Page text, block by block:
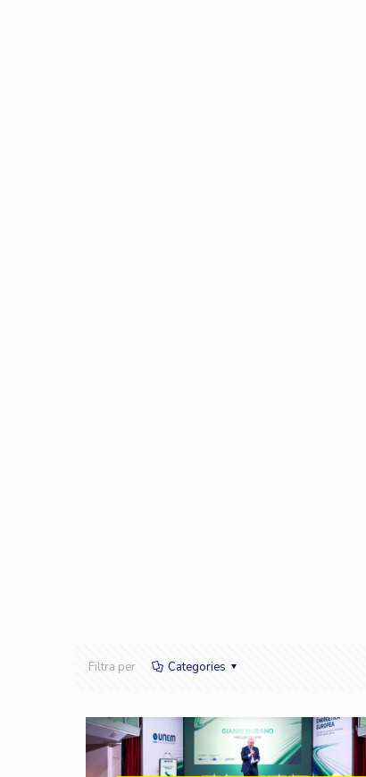
Filtra per Categories